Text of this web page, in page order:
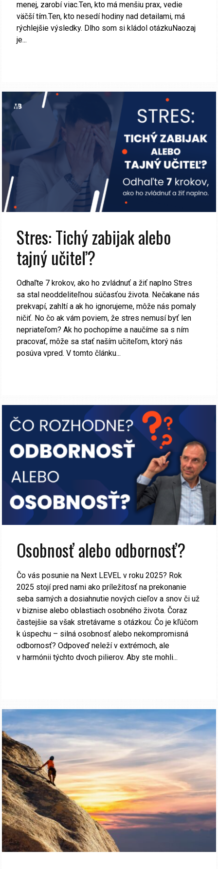
menej, zarobí viac.Ten, kto má menšiu prax, vedie
väčší tím.Ten, kto nesedí hodiny nad detailami, má
rýchlejšie výsledky. Dlho som si kládol otázkuNaozaj
je...
Stres: Tichý zabijak alebo
tajný učiteľ?
Odhaľte 7 krokov, ako ho zvládnuť a žiť naplno Stres
sa stal neoddeliteľnou súčasťou života. Nečakane nás
prekvapí, zahltí a ak ho ignorujeme, môže nás pomaly
ničiť. No čo ak vám poviem, že stres nemusí byť len
nepriateľom? Ak ho pochopíme a naučíme sa s ním
pracovať, môže sa stať naším učiteľom, ktorý nás
posúva vpred. V tomto článku...
Osobnosť alebo odbornosť?
Čo vás posunie na Next LEVEL v roku 2025? Rok
2025 stojí pred nami ako príležitosť na prekonanie
seba samých a dosiahnutie nových cieľov a snov či už
v biznise alebo oblastiach osobného života. Čoraz
častejšie sa však stretávame s otázkou: Čo je kľúčom
k úspechu – silná osobnosť alebo nekompromisná
odbornosť? Odpoveď neleží v extrémoch, ale
v harmónii týchto dvoch pilierov. Aby ste mohli...